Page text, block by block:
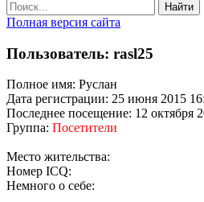
Найти
Полная версия сайта
Пользователь: rasl25
Полное имя: Руслан
Дата регистрации: 25 июня 2015
Последнее посещение: 12 октября
Группа: Посетители
Место жительства:
Номер ICQ:
Немного о себе: